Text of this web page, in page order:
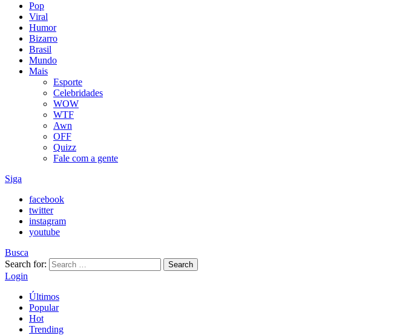
Pop
Viral
Humor
Bizarro
Brasil
Mundo
Mais
Esporte
Celebridades
WOW
WTF
Awn
OFF
Quizz
Fale com a gente
Siga
facebook
twitter
instagram
youtube
Busca
Search for:
Search
Login
Últimos
Popular
Hot
Trending